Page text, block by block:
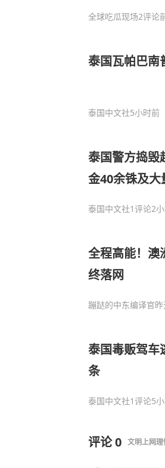
全球吃瓜现场2评论
泰国瓦帕巴南
泰国中文社5小时前
泰国警方捣毁
金40余铢及
泰国中文社1评论2
全程高能！澳
终落网
蹦跶的中东编译官
泰国毒贩驾车
条
泰国中文社1评论5
评论0 文明上网